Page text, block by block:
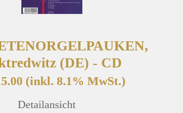
(DE) - CD
(inkl. 8.1% MwSt.)
Detailansicht